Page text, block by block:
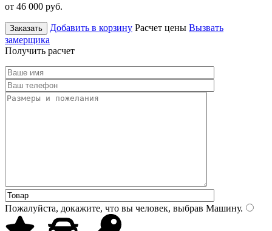
от 46 000 руб.
Заказать Добавить в корзину Расчет цены Вызвать
замерщика
Получить расчет
Пожалуйста, докажите, что вы человек, выбрав Машину.